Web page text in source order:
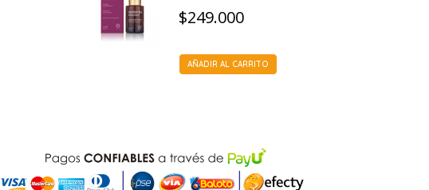
$249.000
AÑADIR AL CARRITO